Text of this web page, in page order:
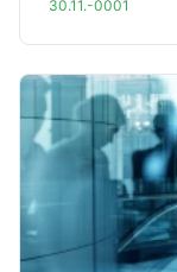
30.11.-0001